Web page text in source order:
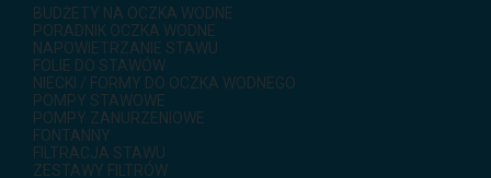
BUDŻETY NA OCZKA WODNE
PORADNIK OCZKA WODNE
NAPOWIETRZANIE STAWU
FOLIE DO STAWÓW
NIECKI / FORMY DO OCZKA WODNEGO
POMPY STAWOWE
POMPY ZANURZENIOWE
FONTANNY
FILTRACJA STAWU
ZESTAWY FILTRÓW